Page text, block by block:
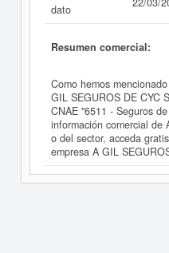
dato
Resumen comercial:
Como hemos
GIL SEGUROS DE CYC
CNAE "6511 - Seguros
información comercial de
o del sector, acceda
empresa A GIL